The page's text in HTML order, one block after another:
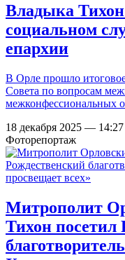
Владыка Тихон
социальном
епархии
В Орле прошло
Совета по вопросам
межконфессиональных
18 декабря 2025 — 14:27
Фоторепортаж
Митрополит
Тихон посетил